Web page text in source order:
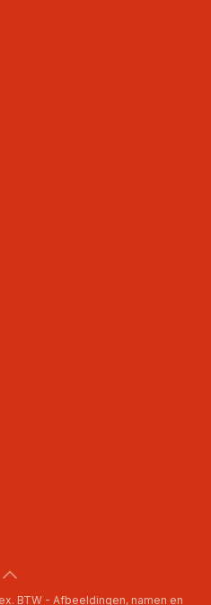
BTW - Afbeeldingen, namen en